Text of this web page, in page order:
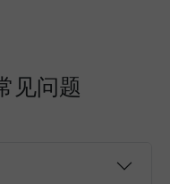
见问题